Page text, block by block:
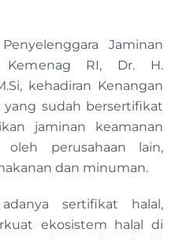
Jaminan
Kemenag RI, Dr. H.
kehadiran Kenangan
sudah bersertifikat
jaminan keamanan
perusahaan lain,
dan minuman.
sertifikat halal,
ekosistem halal di